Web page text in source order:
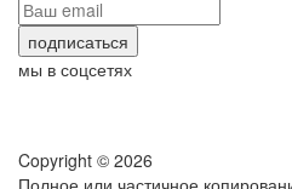
мы в соцсетях
Copyright © 2026
Полное или частичное